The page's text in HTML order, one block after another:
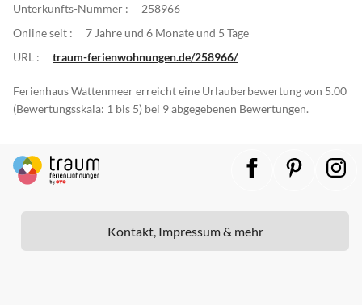
Unterkunfts-Nummer :
258966
Online seit :
7 Jahre und 6 Monate und 5 Tage
URL :
traum-ferienwohnungen.de/258966/
Ferienhaus Wattenmeer erreicht eine Urlauberbewertung von 5.00
(Bewertungsskala: 1 bis 5) bei 9 abgegebenen Bewertungen.
Kontakt, Impressum & mehr